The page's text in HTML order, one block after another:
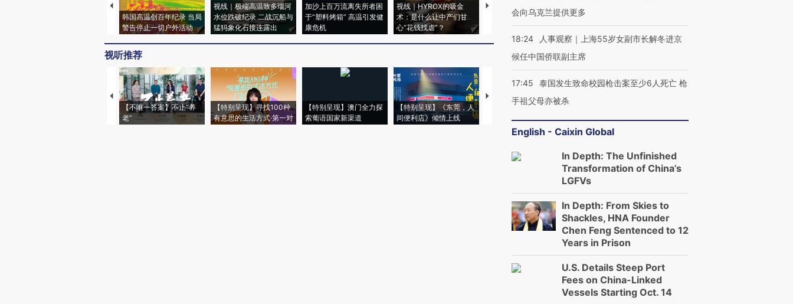
韩国高温创百年纪录 当局
警告停止一切户外活动
视线｜极端高温致多瑙河
水位跌破纪录 二战沉船与
猛犸象化石接连露出
加沙上百万流离失所者困
于“塑料烤箱” 高温引发健
康危机
视线｜HYROX的吸金
术：是什么让中产们甘
心“花钱找虐”？
马航飞行员跨国走私7万
粒摇头丸 尿检体内含3种
视线｜被称为“蟑螂”的印
度Z世代 用街头抗争将教
育部长拱下台
飞地休达
视听推荐
【不唯一答案】不止“养
老”
【特别呈现】寻找100种
有意思的生活方式·第一对
【特别呈现】澳门全力探
索葡语国家新渠道
【特别呈现】《东莞，人
间便利店》倾情上线
【推广】走进第四届链博
会，让数智科技“链”接产
有意思的生活方式·第三对
住三大增长引擎是什么？
会向乌克兰提供更多
18:24
人事观察｜上海55岁女副市长解冬进京
候任中国侨联副主席
17:45
泰国发生致命校园枪击案至少6人死亡 枪
手祖父母亦被杀
English - Caixin Global
In Depth: The Unfinished
Transformation of China’s
LGFVs
In Depth: From Skies to
Shackles, HNA Founder
Chen Feng Sentenced to 12
Years in Prison
U.S. Details Steep Port
Fees on China-Linked
Vessels Starting Oct. 14